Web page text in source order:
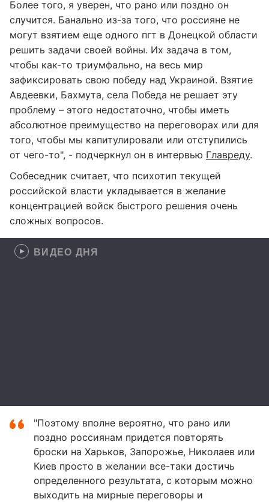
Более того, я уверен, что рано или поздно он
случится. Банально из-за того, что россияне не
могут взятием еще одного пгт в Донецкой области
решить задачи своей войны. Их задача в том,
чтобы как-то триумфально, на весь мир
зафиксировать свою победу над Украиной. Взятие
Авдеевки, Бахмута, села Победа не решает эту
проблему – этого недостаточно, чтобы иметь
абсолютное преимущество на переговорах или для
того, чтобы мы капитулировали или отступились
от чего-то", - подчеркнул он в интервью Главреду.
Собеседник считает, что психотип текущей
российской власти укладывается в желание
концентрацией войск быстрого решения очень
сложных вопросов.
ВИДЕО ДНЯ
"Поэтому вполне вероятно, что рано или
поздно россиянам придется повторять
броски на Харьков, Запорожье, Николаев или
Киев просто в желании все-таки достичь
определенного результата, с которым можно
выходить на мирные переговоры и